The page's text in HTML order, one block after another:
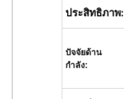
ประสิทธิภาพ:
ปัจจัยด้าน
กำลัง: